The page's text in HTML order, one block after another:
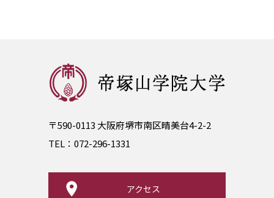
〒590-0113 大阪府堺市南区晴美台4-2-2
TEL： 072-296-1331
アクセス